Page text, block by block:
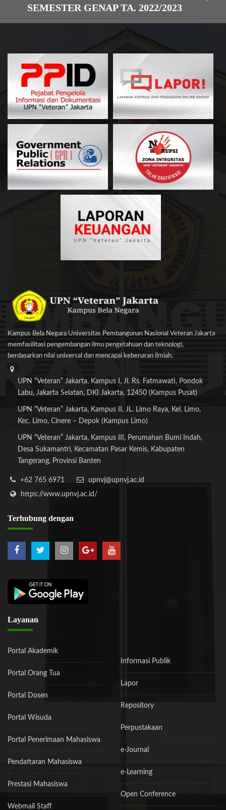
SEMESTER GENAP TA. 2022/2023
Kampus Bela Negara Universitas Pembangunan Nasional Veteran Jakarta
memfasilitasi pengembangan ilmu pengetahuan dan teknologi,
berdasarkan nilai universal dan mencapai kebenaran ilmiah.
UPN “Veteran” Jakarta, Kampus I, Jl. Rs. Fatmawati, Pondok
Labu, Jakarta Selatan, DKI Jakarta, 12450 (Kampus Pusat)
UPN “Veteran” Jakarta, Kampus II, JL. Limo Raya, Kel. Limo,
Kec. Limo, Cinere – Depok (Kampus Limo)
UPN “Veteran” Jakarta, Kampus III, Perumahan Bumi Indah,
Desa Sukamantri, Kecamatan Pasar Kemis, Kabupaten
Tangerang, Provinsi Banten
+62 765 6971
upnvj@upnvj.ac.id
https://www.upnvj.ac.id/
Terhubung dengan
Layanan
Portal Akademik
Portal Orang Tua
Portal Dosen
Portal Wisuda
Portal Penerimaan Mahasiswa
Pendaftaran Mahasiswa
Prestasi Mahasiswa
Webmail Staff
Informasi Publik
Lapor
Repository
Perpustakaan
e-Journal
e-Learning
Open Conference